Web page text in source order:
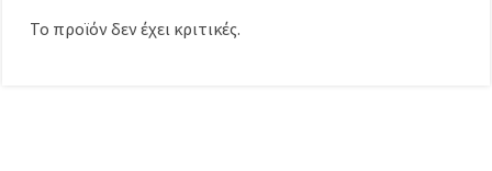
Το προϊόν δεν έχει κριτικές.